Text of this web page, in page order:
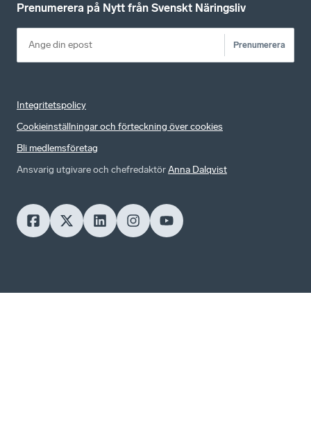
Prenumerera på Nytt från Svenskt Näringsliv
Prenumerera
Integritetspolicy
Cookieinställningar och förteckning över cookies
Bli medlemsföretag
Ansvarig utgivare och chefredaktörAnna Dalqvist